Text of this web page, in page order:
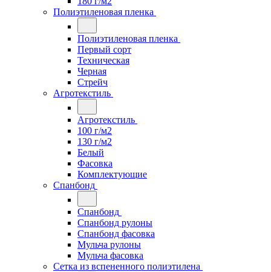
Полиэтиленовая пленка
Полиэтиленовая пленка
Первый сорт
Техническая
Черная
Стрейч
Агротекстиль
Агротекстиль
100 г/м2
130 г/м2
Белый
Фасовка
Комплектующие
Спанбонд
Спанбонд
Спанбонд рулоны
Спанбонд фасовка
Мульча рулоны
Мульча фасовка
Сетка из вспененного полиэтилена